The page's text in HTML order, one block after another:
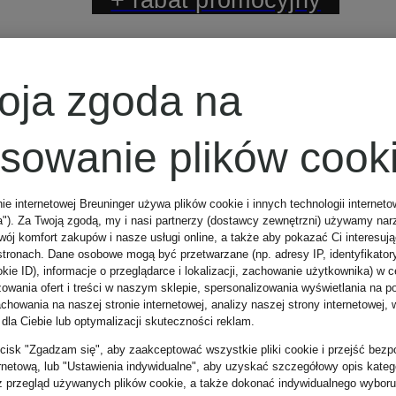
Z certyfikatem
Bluzka
145 zł
Najniższa cena:
145 zł
Cena regularna:
zgoda na
plików
internetowej Breuninger używa plików cookie i innych technologii
Za Twoją zgodą, my i nasi partnerzy (dostawcy zewnętrzni) używamy
komfort zakupów i nasze usługi online, a także aby pokazać Ci
Dane osobowe mogą być przetwarzane (np. adresy IP,
ID), informacje o przeglądarce i lokalizacji, zachowanie użytkownika) w
ofert i treści w naszym sklepie, spersonalizowania wyświetlania na
na naszej stronie internetowej, analizy naszej strony internetowej,
Ciebie lub optymalizacji skuteczności reklam.
"Zgadzam się", aby zaakceptować wszystkie pliki cookie i przejść
lub "Ustawienia indywidualne", aby uzyskać szczegółowy opis
przegląd używanych plików cookie, a także dokonać indywidualnego